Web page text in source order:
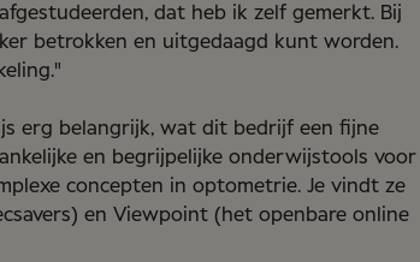
dat heb ik zelf gemerkt. Bij
betrokken en uitgedaagd kunt worden.
erg belangrijk, wat dit bedrijf een fijne
en begrijpelijke onderwijstools voor
concepten in optometrie. Je vindt ze
en Viewpoint (het openbare online